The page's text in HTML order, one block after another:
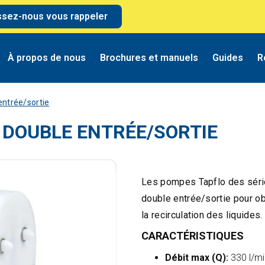
nous vous rappeler
À propos de nous Brochures et manuels Guides
sortie
ENTRÉE/SORTIE
Les pompes Tapflo des
double entrée/sortie pour
la recirculation des liquides.
CARACTÉRISTIQUES
Débit max (Q): 330 l/